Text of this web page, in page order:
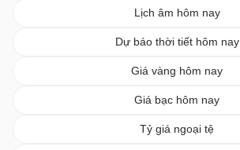
Lịch âm hôm nay
Dự báo thời tiết hôm nay
Giá vàng hôm nay
Giá bạc hôm nay
Tỷ giá ngoại tệ